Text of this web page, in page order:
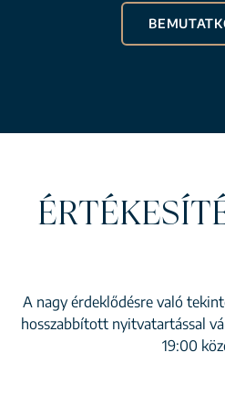
A nagy érdeklődésre való
hosszabbított nyitvatartással
19:00